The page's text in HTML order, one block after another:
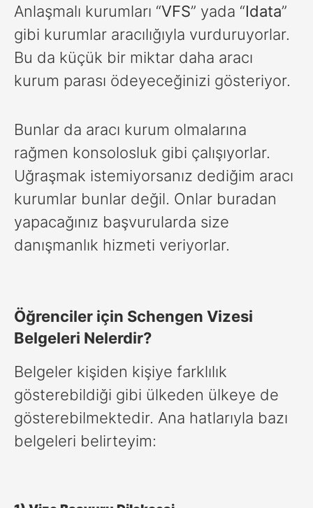
Anlaşmalı kurumları “VFS” yada “Idata”
gibi kurumlar aracılığıyla vurduruyorlar.
Bu da küçük bir miktar daha aracı
kurum parası ödeyeceğinizi gösteriyor.
Bunlar da aracı kurum olmalarına
rağmen konsolosluk gibi çalışıyorlar.
Uğraşmak istemiyorsanız dediğim aracı
kurumlar bunlar değil. Onlar buradan
yapacağınız başvurularda size
danışmanlık hizmeti veriyorlar.
Öğrenciler için Schengen Vizesi
Belgeleri Nelerdir?
Belgeler kişiden kişiye farklılık
gösterebildiği gibi ülkeden ülkeye de
gösterebilmektedir. Ana hatlarıyla bazı
belgeleri belirteyim: